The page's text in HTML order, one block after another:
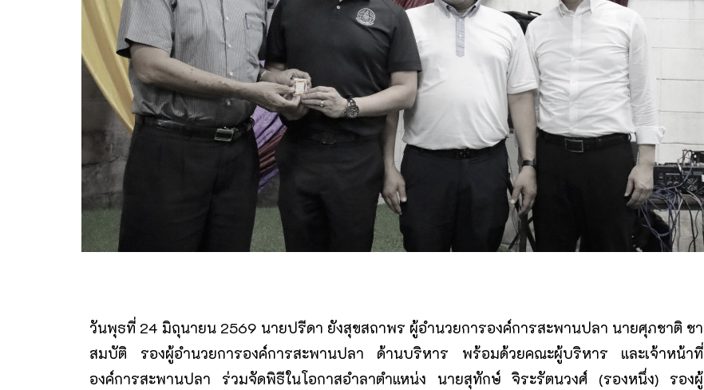
วันพุธที่ 24 มิถุนายน 2569 นายปรีดา ยังสุขสถาพร ผู้อำนวยการองค์การสะพานปลา นายศุภชาติ ชา
สมบัติ รองผู้อำนวยการองค์การสะพานปลา ด้านบริหาร พร้อมด้วยคณะผู้บริหาร และเจ้าหน้าที่
องค์การสะพานปลา ร่วมจัดพิธีในโอกาสอำลาตำแหน่ง นายสุทักษ์ จิระรัตนวงศ์ (รองหนึ่ง) รองผู้